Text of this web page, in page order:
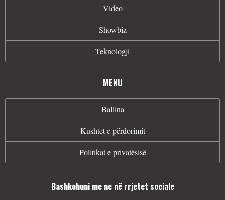
Video
Showbiz
Teknologji
MENU
Ballina
Kushtet e përdorimit
Politikat e privatësisë
Bashkohuni me ne në rrjetet sociale